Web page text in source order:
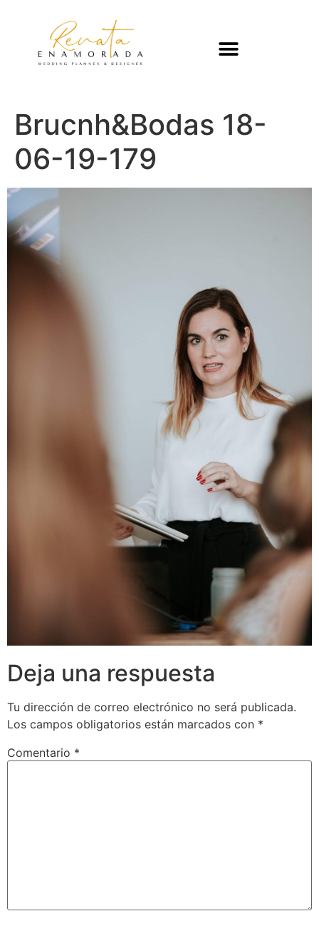
Brucnh&Bodas 18-
06-19-179
Deja una respuesta
Tu dirección de correo electrónico no será publicada.
Los campos obligatorios están marcados con *
Comentario *